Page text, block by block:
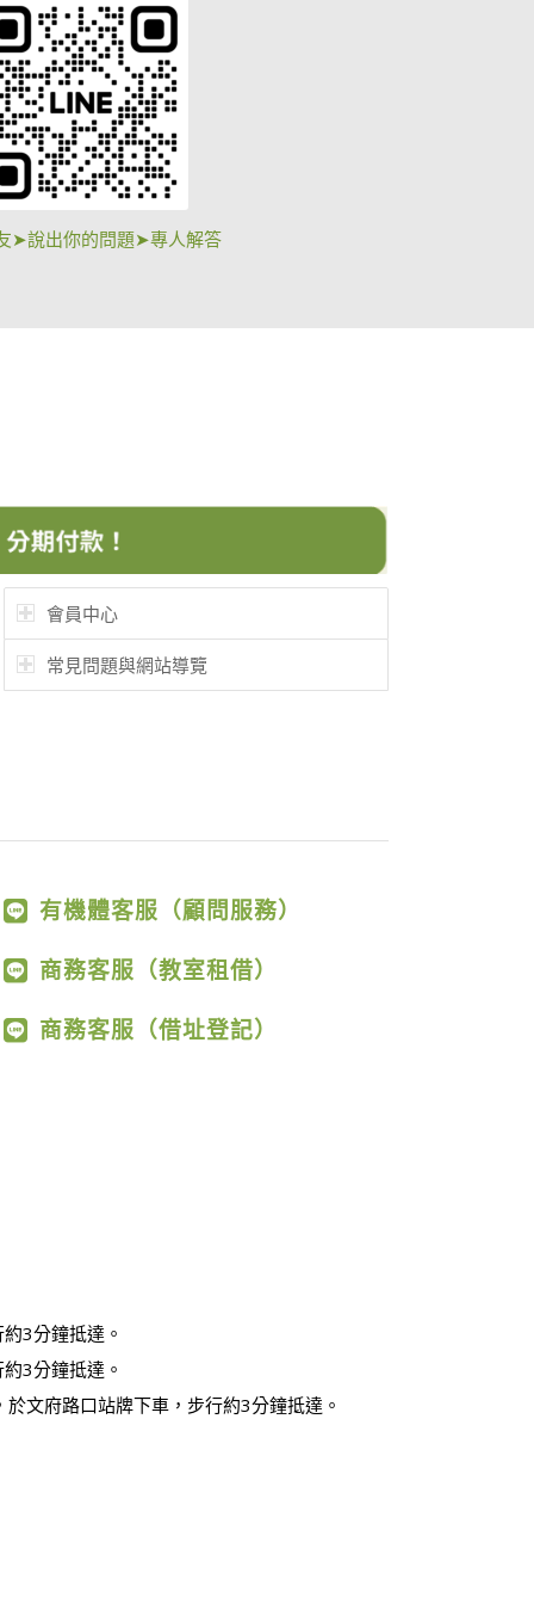
➤說出你的問題➤專人解答
會員中心
常見問題與網站導覽
有機體客服（顧問服務）
商務客服（教室租借）
商務客服（借址登記）
3分鐘抵達。
3分鐘抵達。
文府路口站牌下車，步行約3分鐘抵達。